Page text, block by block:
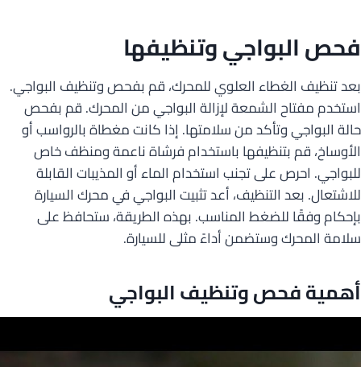
فحص البواجي وتنظيفها
بعد تنظيف الغطاء العلوي للمحرك، قم بفحص وتنظيف البواجي.
استخدم مفتاح الشمعة لإزالة البواجي من المحرك. قم بفحص
حالة البواجي وتأكد من سلامتها. إذا كانت مغطاة بالرواسب أو
الأوساخ، قم بتنظيفها باستخدام فرشاة ناعمة ومنظف خاص
للبواجي. احرص على تجنب استخدام الماء أو المذيبات القابلة
للاشتعال. بعد التنظيف، أعد تثبيت البواجي في محرك السيارة
بإحكام وفقًا للضغط المناسب. بهذه الطريقة، ستحافظ على
سلامة المحرك وستضمن أداءً مثلى للسيارة.
أهمية فحص وتنظيف البواجي